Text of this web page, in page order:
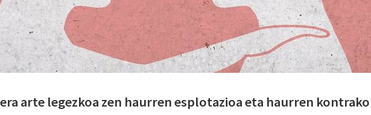
arte legezkoa zen haurren esplotazioa eta haurren kontrako